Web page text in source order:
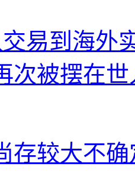
易到海外
次被摆在
存较大不